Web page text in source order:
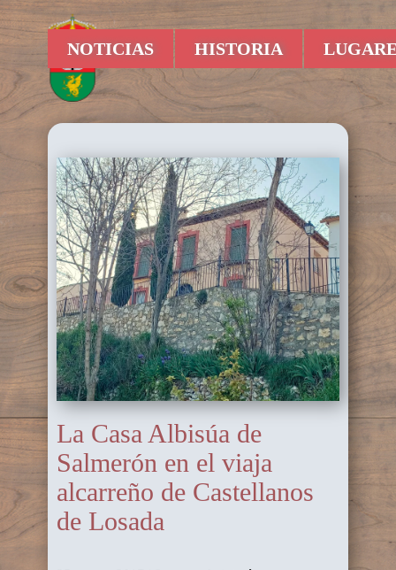
NOTICIAS HISTORIA
La Casa Albisúa de
Salmerón en el viaja
alcarreño de Castellanos
de Losada